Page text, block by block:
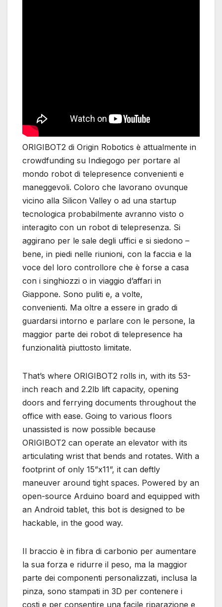
ORIGIBOT2 di Origin Robotics è attualmente in
crowdfunding su Indiegogo per portare al
mondo robot di telepresence convenienti e
maneggevoli. Coloro che lavorano ovunque
vicino alla Silicon Valley o ad una startup
tecnologica probabilmente avranno visto o
interagito con un robot di telepresenza. Si
aggirano per le sale degli uffici e si siedono –
bene, in piedi nelle riunioni, con la faccia e la
voce del loro controllore che è forse a casa
con i singhiozzi o in viaggio d’affari in
Giappone. Sono puliti e, a volte,
convenienti. Ma oltre a essere in grado di
guardarsi intorno e parlare con le persone, la
maggior parte dei robot di telepresence ha
funzionalità piuttosto limitate.
That’s where ORIGIBOT2 rolls in, with its 53-
inch reach and 2.2lb lift capacity, opening
doors and ferrying documents throughout the
office with ease. Going to various floors
unassisted is now possible because
ORIGIBOT2 can operate an elevator with its
articulating wrist that bends and rotates. With a
footprint of only 15”x11”, it can deftly
maneuver around tight spaces. Powered by an
open-source Arduino board and equipped with
an Android tablet, this bot is designed to be
hackable, in the good way.
Il braccio è in fibra di carbonio per aumentare
la sua forza e ridurre il peso, ma la maggior
parte dei componenti personalizzati, inclusa la
pinza, sono stampati in 3D per contenere i
costi e per consentire una facile riparazione e